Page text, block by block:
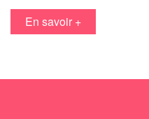
en savoir +